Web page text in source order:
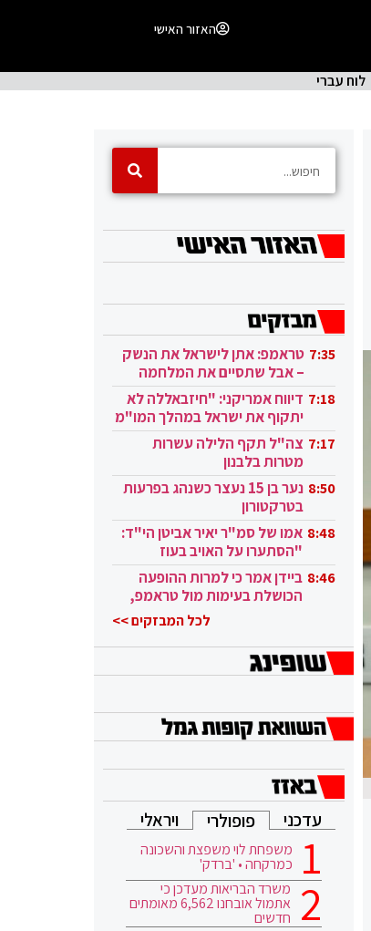
האזור האישי
לוח עברי
7:35 טראמפ: אתן לישראל את הנשק
– אבל שתסיים את המלחמה
בעזה 7:18 דיווח אמריקני: "חיזבאללה לא
יתקוף את ישראל במהלך המו"מ
בקטאר" 7:17 צה"ל תקף הלילה עשרות
מטרות בלבנון
8:50
נער בן 15 נעצר כשנהג בפרעות
בטרקטורון
8:48 אמו של סמ"ר יאיר אביטן הי"ד:
"הסתערו על האויב בעוז
ובגבורה" 8:46 ביידן אמר כי למרות ההופעה
הכושלת בעימות מול טראמפ,
לכל המבזקים >>
עדכני פופולרי ויראלי
משפחת לוי משפצת והשכונה
כמרקחה • 'ברדק'
משרד הבריאות מעדכן כי
אתמול אובחנו 6,562 מאומתים
חדשים